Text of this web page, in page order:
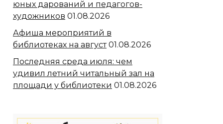
юных дарований и педагогов-
художников 01.08.2026
Афиша мероприятий в
библиотеках на август 01.08.2026
Последняя среда июля: чем
удивил летний читальный зал на
площади у библиотеки 01.08.2026